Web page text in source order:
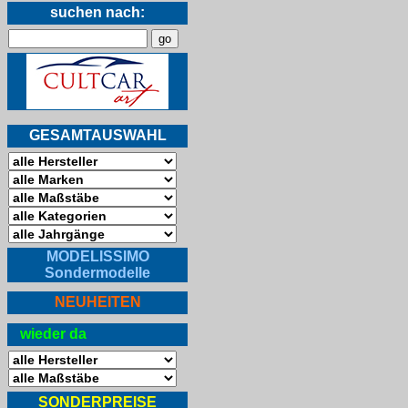
suchen nach:
GESAMTAUSWAHL
MODELISSIMO
Sondermodelle
NEUHEITEN
wieder da
SONDERPREISE